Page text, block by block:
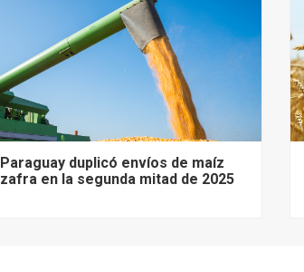
Paraguay duplicó envíos de maíz
zafra en la segunda mitad de 2025